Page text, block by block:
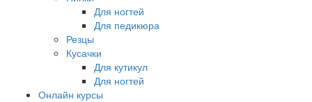
Для ногтей
Для педикюра
Резцы
Кусачки
Для кутикул
Для ногтей
Онлайн курсы